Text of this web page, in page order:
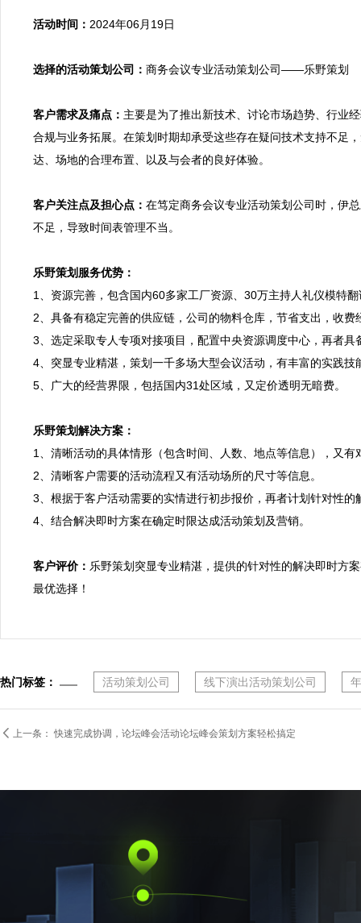
活动时间： 2024年06月19日
选择的活动策划公司： 商务会议专业活动策划公司——乐野策划
客户需求及痛点： 主要是为了推出新技术、讨论市场趋势、行业
合规与业务拓展。在策划时期却承受这些存在疑问技术支持不足
达、场地的合理布置、以及与会者的良好体验。
客户关注点及担心点： 在笃定商务会议专业活动策划公司时，伊
不足，导致时间表管理不当。
乐野策划服务优势：
1、资源完善，包含国内60多家工厂资源、30万主持人礼仪模特
2、具备有稳定完善的供应链，公司的物料仓库，节省支出，收费
3、选定采取专人专项对接项目，配置中央资源调度中心，再者
4、突显专业精湛，策划一千多场大型会议活动，有丰富的实践
5、广大的经营界限，包括国内31处区域，又定价透明无暗费。
乐野策划解决方案：
1、清晰活动的具体情形（包含时间、人数、地点等信息），又有
2、清晰客户需要的活动流程又有活动场所的尺寸等信息。
3、根据于客户活动需要的实情进行初步报价，再者计划针对性的
4、结合解决即时方案在确定时限达成活动策划及营销。
客户评价： 乐野策划突显专业精湛，提供的针对性的解决即时方
最优选择！
热门标签： 活动策划公司 线下演出活动策划公司
 上一条：快速完成协调，论坛峰会活动论坛峰会策划方案轻松搞定